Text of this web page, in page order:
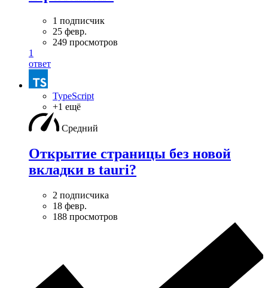
1 подписчик
25 февр.
249 просмотров
1
ответ
TypeScript
+1 ещё
Средний
Открытие страницы без новой
вкладки в tauri?
2 подписчика
18 февр.
188 просмотров